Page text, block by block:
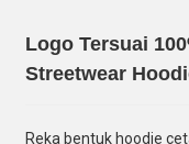
Logo Tersuai
Streetwear
Reka bentuk hoodie